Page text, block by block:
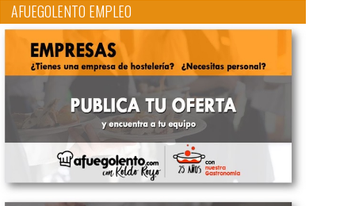
AFUEGOLENTO EMPLEO